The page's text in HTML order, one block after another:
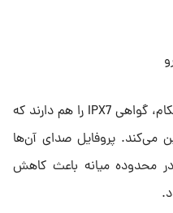
این ایربادزها علاوه بر راحتی و استحکام، گواهی IPX7 را هم دارند که
می‌کند. پروفایل صدای آن‌ها
محدوده میانه باعث کاهش